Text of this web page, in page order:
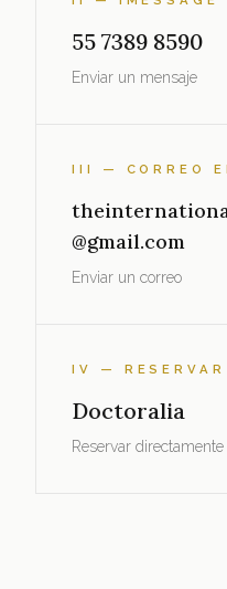
55 7389 8590
Enviar un mensaje
III — CORREO
@gmail.com
Enviar un correo
IV —
Doctoralia
Reservar directamente